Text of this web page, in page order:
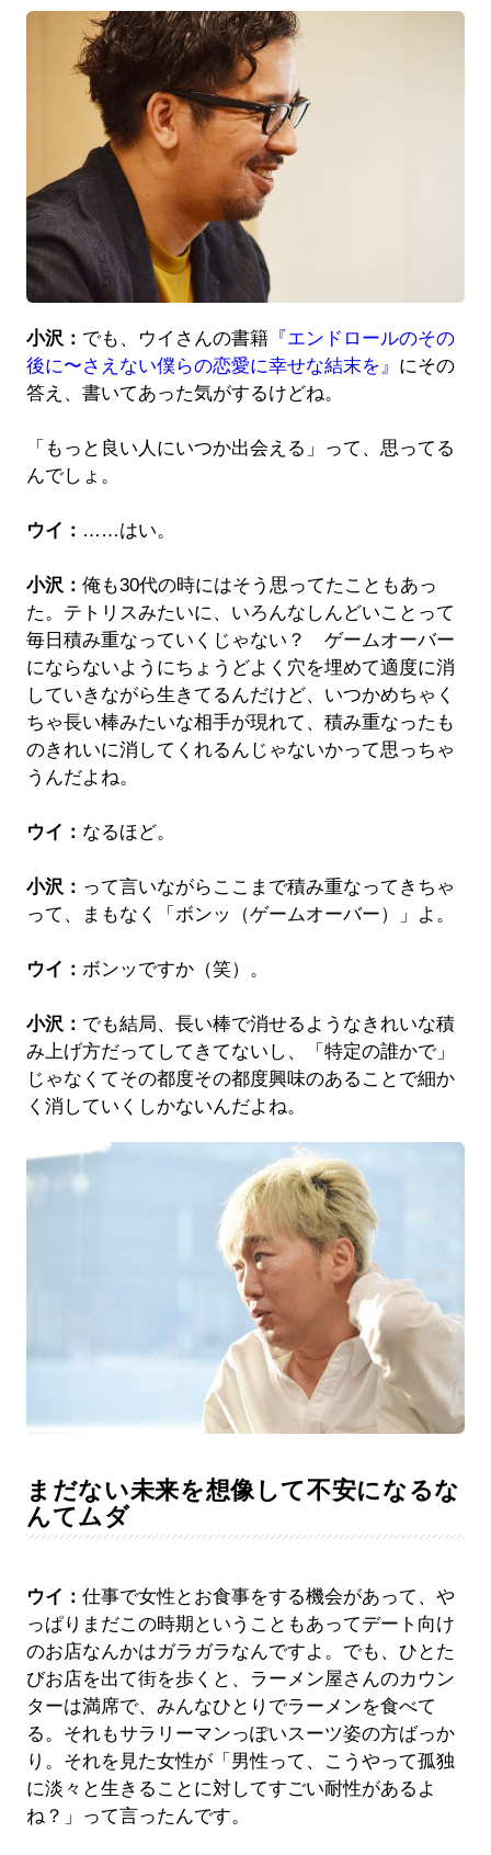
小沢： でも、ウイさんの書籍『エンドロールのその
後に〜さえない僕らの恋愛に幸せな結末を』 にその
答え、書いてあった気がするけどね。
「もっと良い人にいつか出会える」って、思ってる
んでしょ。
ウイ： ……はい。
小沢： 俺も30代の時にはそう思ってたこともあっ
た。テトリスみたいに、いろんなしんどいことって
毎日積み重なっていくじゃない？ ゲームオーバー
にならないようにちょうどよく穴を埋めて適度に消
していきながら生きてるんだけど、いつかめちゃく
ちゃ長い棒みたいな相手が現れて、積み重なったも
のきれいに消してくれるんじゃないかって思っちゃ
うんだよね。
ウイ： なるほど。
小沢： って言いながらここまで積み重なってきちゃ
って、まもなく「ボンッ（ゲームオーバー）」よ。
ウイ： ボンッですか（笑）。
小沢： でも結局、長い棒で消せるようなきれいな積
み上げ方だってしてきてないし、「特定の誰かで」
じゃなくてその都度その都度興味のあることで細か
く消していくしかないんだよね。
まだない未来を想像して不安になるな
んてムダ
ウイ： 仕事で女性とお食事をする機会があって、や
っぱりまだこの時期ということもあってデート向け
のお店なんかはガラガラなんですよ。でも、ひとた
びお店を出て街を歩くと、ラーメン屋さんのカウン
ターは満席で、みんなひとりでラーメンを食べて
る。それもサラリーマンっぽいスーツ姿の方ばっか
り。それを見た女性が「男性って、こうやって孤独
に淡々と生きることに対してすごい耐性があるよ
ね？」って言ったんです。